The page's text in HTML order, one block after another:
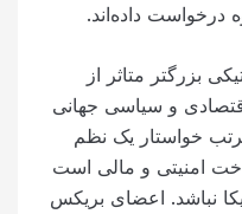
داده‌اند.
بزرگتر متاثر از
و سیاسی جهانی
خواستار یک نظم
امنیتی و مالی است
نباشد. اعضای بریکس